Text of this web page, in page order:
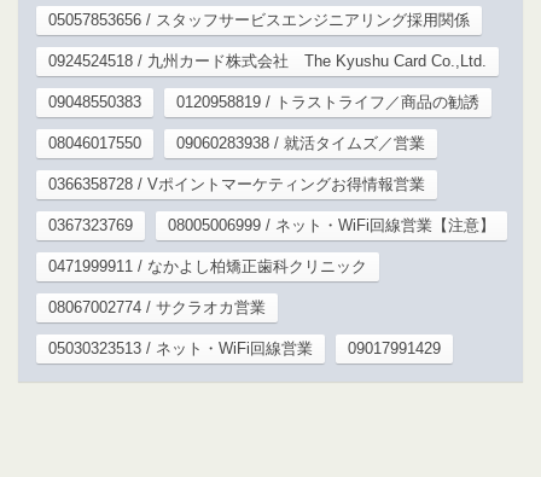
05057853656 / スタッフサービスエンジニアリング採用関係
0924524518 / 九州カード株式会社 The Kyushu Card Co.,Ltd.
09048550383 0120958819 / トラストライフ／商品の勧誘
08046017550 09060283938 / 就活タイムズ／営業
0366358728 / Vポイントマーケティングお得情報営業
0367323769 08005006999 / ネット・WiFi回線営業【注意】
0471999911 / なかよし柏矯正歯科クリニック
08067002774 / サクラオカ営業
05030323513 / ネット・WiFi回線営業 09017991429